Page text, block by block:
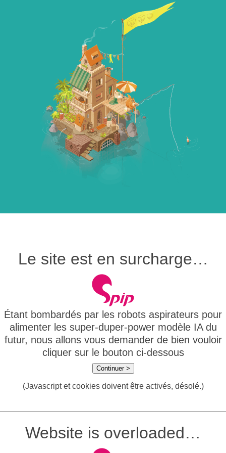
Le site est en surcharge…
Étant bombardés par les robots aspirateurs pour
alimenter les super-duper-power modèle IA du
futur, nous allons vous demander de bien vouloir
cliquer sur le bouton ci-dessous
Continuer >
(Javascript et cookies doivent être activés, désolé.)
Website is overloaded…